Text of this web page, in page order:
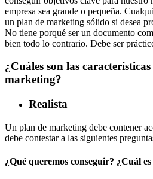
empresa sea grande o pequeña.
un plan de marketing sólido si desea
No tiene porqué ser un documento
bien todo lo contrario. Debe ser
¿Cuáles son las
marketing?
Realista
Un plan de marketing debe contener
debe contestar a las siguientes
¿Qué queremos conseguir? ¿Cuál